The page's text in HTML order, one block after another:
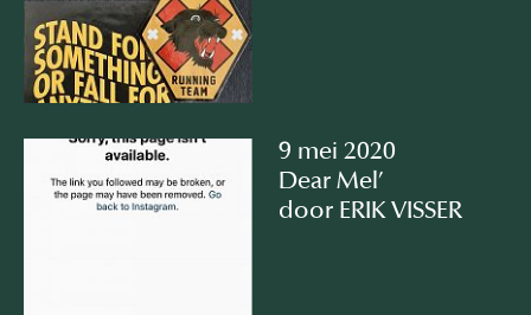
9 mei 2020
Dear Mel’
door ERIK VISSER